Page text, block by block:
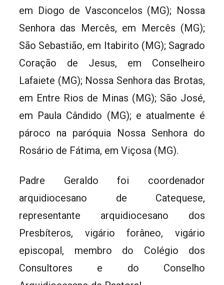
em Diogo de Vasconcelos (MG); Nossa
Senhora das Mercês, em Mercês (MG);
São Sebastião, em Itabirito (MG); Sagrado
Coração de Jesus, em Conselheiro
Lafaiete (MG); Nossa Senhora das Brotas,
em Entre Rios de Minas (MG); São José,
em Paula Cândido (MG); e atualmente é
pároco na paróquia Nossa Senhora do
Rosário de Fátima, em Viçosa (MG).
Padre Geraldo foi coordenador
arquidiocesano de Catequese,
representante arquidiocesano dos
Presbíteros, vigário forâneo, vigário
episcopal, membro do Colégio dos
Consultores e do Conselho